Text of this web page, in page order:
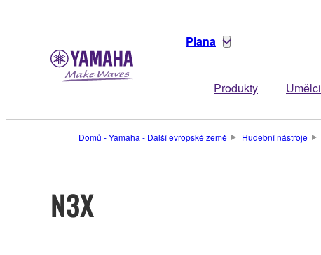
Piana
Produkty Umělci
Domů - Yamaha - Další evropské země Hudební nástroje
N3X